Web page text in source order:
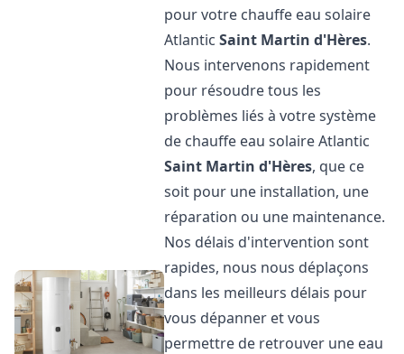
pour votre chauffe eau solaire
AtlanticSaint Martin d'Hères.
Nous intervenons rapidement
pour résoudre tous les
problèmes liés à votre système
de chauffe eau solaire Atlantic
Saint Martin d'Hères, que ce
soit pour une installation, une
réparation ou une maintenance.
Nos délais d'intervention sont
rapides, nous nous déplaçons
dans les meilleurs délais pour
vous dépanner et vous
permettre de retrouver une eau